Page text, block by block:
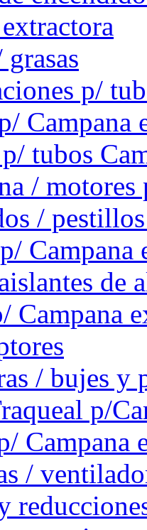
p/
Campana
tubos
/
/
Campana
de
Campana
/ bujes y
p/
Campana
/